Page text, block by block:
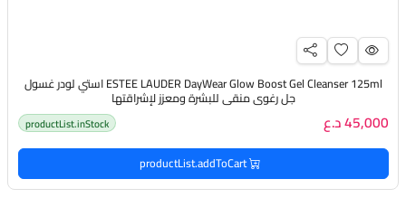
ESTEE LAUDER DayWear Glow Boost Gel Cleanser 125ml استي لودر غسول
جل رغوي منقي للبشرة ومعزز لإشراقتها
45,000 د.ع productList.inStock
productList.addToCart